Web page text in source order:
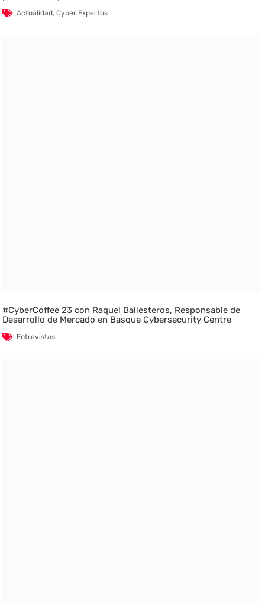
Actualidad,Cyber Expertos
#CyberCoffee 23 con Raquel Ballesteros, Responsable de
Desarrollo de Mercado en Basque Cybersecurity Centre
Entrevistas